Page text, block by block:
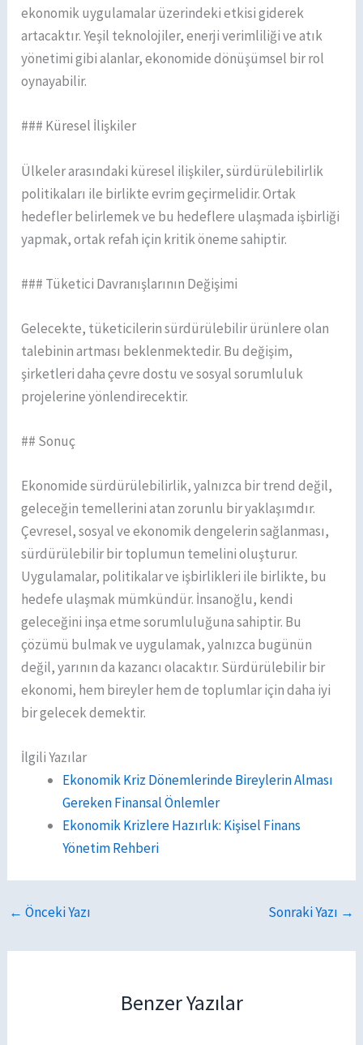
ekonomik uygulamalar üzerindeki etkisi giderek
artacaktır. Yeşil teknolojiler, enerji verimliliği ve atık
yönetimi gibi alanlar, ekonomide dönüşümsel bir rol
oynayabilir.
### Küresel İlişkiler
Ülkeler arasındaki küresel ilişkiler, sürdürülebilirlik
politikaları ile birlikte evrim geçirmelidir. Ortak
hedefler belirlemek ve bu hedeflere ulaşmada işbirliği
yapmak, ortak refah için kritik öneme sahiptir.
### Tüketici Davranışlarının Değişimi
Gelecekte, tüketicilerin sürdürülebilir ürünlere olan
talebinin artması beklenmektedir. Bu değişim,
şirketleri daha çevre dostu ve sosyal sorumluluk
projelerine yönlendirecektir.
## Sonuç
Ekonomide sürdürülebilirlik, yalnızca bir trend değil,
geleceğin temellerini atan zorunlu bir yaklaşımdır.
Çevresel, sosyal ve ekonomik dengelerin sağlanması,
sürdürülebilir bir toplumun temelini oluşturur.
Uygulamalar, politikalar ve işbirlikleri ile birlikte, bu
hedefe ulaşmak mümkündür. İnsanoğlu, kendi
geleceğini inşa etme sorumluluğuna sahiptir. Bu
çözümü bulmak ve uygulamak, yalnızca bugünün
değil, yarının da kazancı olacaktır. Sürdürülebilir bir
ekonomi, hem bireyler hem de toplumlar için daha iyi
bir gelecek demektir.
İlgili Yazılar
Ekonomik Kriz Dönemlerinde Bireylerin Alması
Gereken Finansal Önlemler
Ekonomik Krizlere Hazırlık: Kişisel Finans
Yönetim Rehberi
← Önceki Yazı Sonraki Yazı →
Benzer Yazılar